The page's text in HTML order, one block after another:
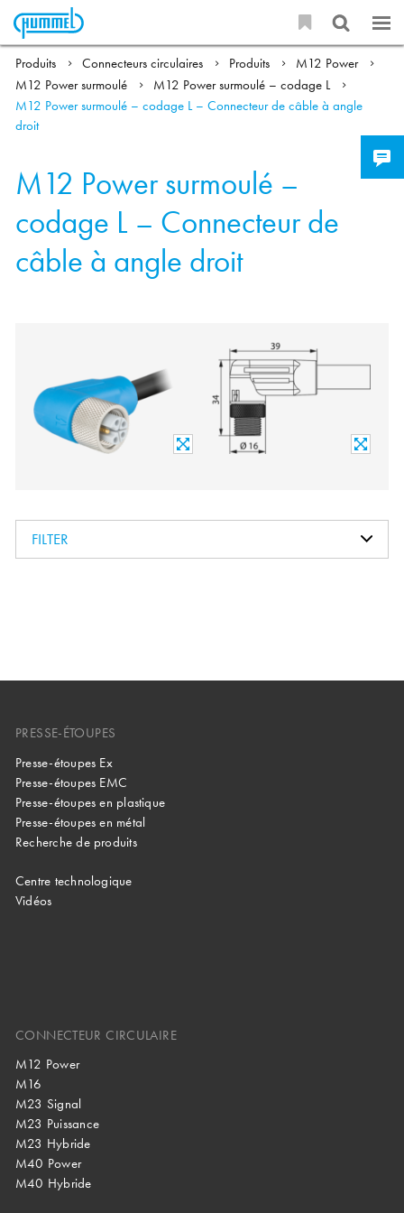
Produits Connecteurs circulaires Produits
M12 Power
M12 Power surmoulé
M12 Power surmoulé – codage L
M12 Power surmoulé – codage L – Connecteur de câble à angle
droit
M12 Power surmoulé –
codage L – Connecteur de
câble à angle droit
FILTER
PRESSE-ÉTOUPES
Presse-étoupes Ex
Presse-étoupes EMC
Presse-étoupes en plastique
Presse-étoupes en métal
Recherche de produits
Centre technologique
Vidéos
CONNECTEUR CIRCULAIRE
M12 Power
M16
M23 Signal
M23 Puissance
M23 Hybride
M40 Power
M40 Hybride